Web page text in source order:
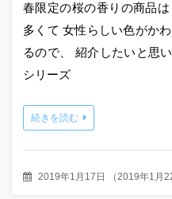
春限定の桜の香りの商品
多くて 女性らしい色がか
るので、 紹介したいと思
シリーズ
続きを読む
2019年1月17日 （2019年1月